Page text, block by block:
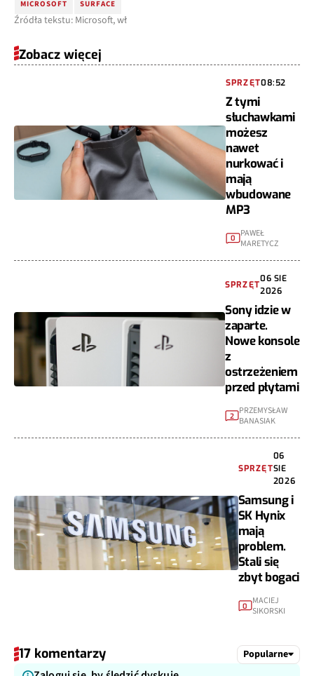
MICROSOFT SURFACE
Źródła tekstu: Microsoft, wł
Zobacz więcej
SPRZĘT08:52
Z tymi
słuchawkami
możesz
nawet
nurkować i
mają
wbudowane
MP3
0 PAWEŁ
MARETYCZ
SPRZĘT
06 SIE
2026
Sony idzie w
zaparte.
Nowe konsole
z
ostrzeżeniem
przed płytami
2 PRZEMYSŁAW
BANASIAK
SPRZĘT
06
SIE
2026
Samsung i
SK Hynix
mają
problem.
Stali się
zbyt bogaci
0 MACIEJ
SIKORSKI
17 komentarzy Popularne